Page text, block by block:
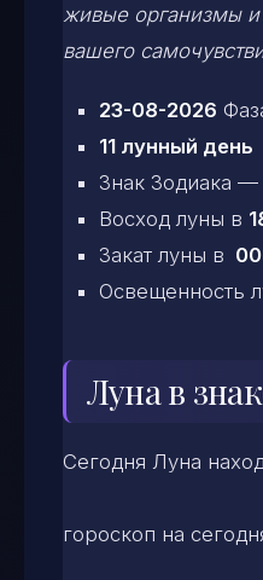
живые организмы
вашего
23-08-2026
11 лунный день
Знак Зодиака —
Восход луны в
Закат луны в
Освещенность
Луна в
Сегодня Луна
гороскоп на